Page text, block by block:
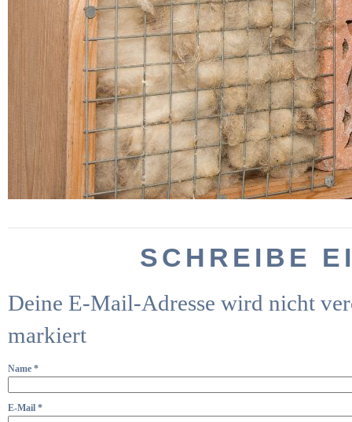
SCHREIBE
Deine E-Mail-Adresse wird nicht
markiert
Name *
E-Mail *